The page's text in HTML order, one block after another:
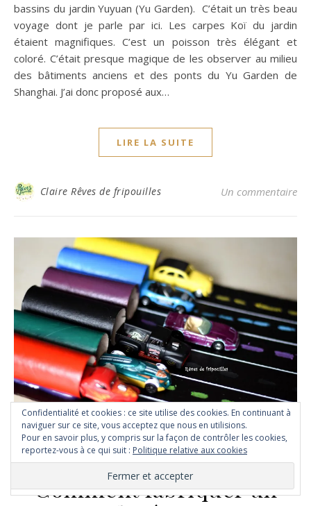
bassins du jardin Yuyuan (Yu Garden). C’était un très beau
voyage dont je parle par ici. Les carpes Koï du jardin
étaient magnifiques. C’est un poisson très élégant et
coloré. C’était presque magique de les observer au milieu
des bâtiments anciens et des ponts du Yu Garden de
Shanghai. J’ai donc proposé aux…
LIRE LA SUITE
Claire Rêves de fripouilles Un commentaire
ACTIVITÉ RÉCUP ,ACTIVITÉS CRÉATIVES
BRICOLAGES,GRAPHISME,PEINTURE ET DESSIN
Comment fabriquer un
Confidentialité et cookies : ce site utilise des cookies. En continuant à
naviguer sur ce site, vous acceptez que nous en utilisions.
Pour en savoir plus, y compris sur la façon de contrôler les cookies,
reportez-vous à ce qui suit : Politique relative aux cookies